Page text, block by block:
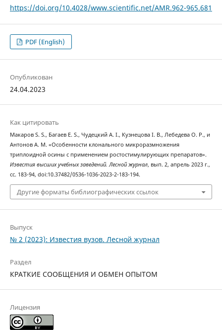
https://doi.org/10.4028/www.scientific.net/AMR.962-965.681
PDF (English)
Опубликован
24.04.2023
Как цитировать
Макаров S. S., Багаев E. S., Чудецкий A. I., Кузнецова I. B., Лебедева O. P., и
Антонов A. M. «Особенности клонального микроразмножения
триплоидной осины с применением ростостимулирующих препаратов».
Известия высших учебных заведений. Лесной журнал, вып. 2, апрель 2023 г.,
сс. 183-94, doi:10.37482/0536-1036-2023-2-183-194.
Другие форматы библиографических ссылок
Выпуск
№ 2 (2023): Известия вузов. Лесной журнал
Раздел
КРАТКИЕ СООБЩЕНИЯ И ОБМЕН ОПЫТОМ
Лицензия